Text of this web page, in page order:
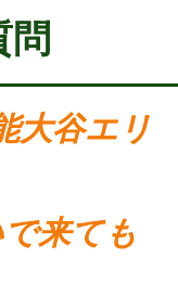
問
大谷エリ
来ても